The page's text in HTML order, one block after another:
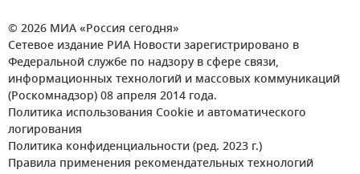
© 2026 МИА «Россия сегодня»
Сетевое издание РИА Новости зарегистрировано в
Федеральной службе по надзору в сфере связи,
информационных технологий и массовых коммуникаций
(Роскомнадзор) 08 апреля 2014 года.
Политика использования Cookie и автоматического
логирования
Политика конфиденциальности (ред. 2023 г.)
Правила применения рекомендательных технологий